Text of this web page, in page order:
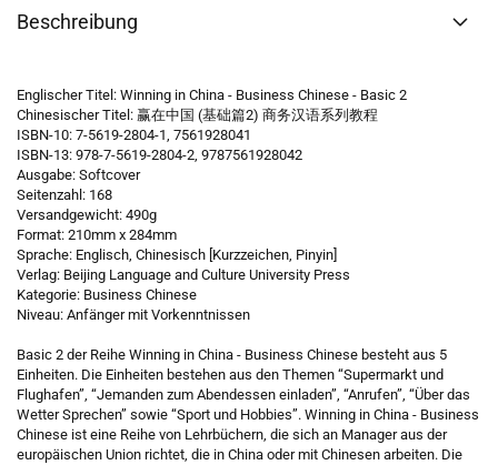
Beschreibung
Englischer Titel: Winning in China - Business Chinese - Basic 2
Chinesischer Titel: 赢在中国 (基础篇2) 商务汉语系列教程
ISBN-10: 7-5619-2804-1, 7561928041
ISBN-13: 978-7-5619-2804-2, 9787561928042
Ausgabe: Softcover
Seitenzahl: 168
Versandgewicht: 490g
Format: 210mm x 284mm
Sprache: Englisch, Chinesisch [Kurzzeichen, Pinyin]
Verlag: Beijing Language and Culture University Press
Kategorie: Business Chinese
Niveau: Anfänger mit Vorkenntnissen
Basic 2 der Reihe Winning in China - Business Chinese besteht aus 5
Einheiten. Die Einheiten bestehen aus den Themen “Supermarkt und
Flughafen”, “Jemanden zum Abendessen einladen”, “Anrufen”, “Über das
Wetter Sprechen” sowie “Sport und Hobbies”. Winning in China - Business
Chinese ist eine Reihe von Lehrbüchern, die sich an Manager aus der
europäischen Union richtet, die in China oder mit Chinesen arbeiten. Die